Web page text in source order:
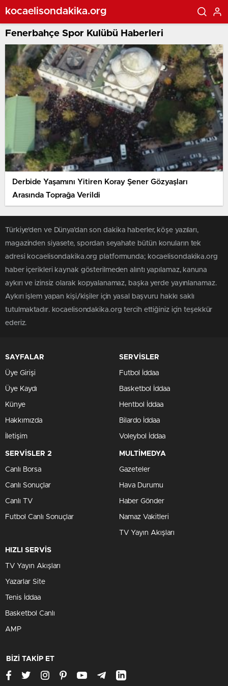
kocaelisondakika.org
Fenerbahçe Spor Kulübü Haberleri
Derbide Yaşamını Yitiren Koray Şener Gözyaşları
Arasında Toprağa Verildi
Türkiye'den ve Dünya’dan son dakika haberler, köşe yazıları,
magazinden siyasete, spordan seyahate bütün konuların tek
adresi kocaelisondakika.org platformunda; kocaelisondakika.org
haber içerikleri kaynak gösterilmeden alıntı yapılamaz, kanuna
aykırı ve izinsiz olarak kopyalanamaz, başka yerde yayınlanamaz.
Aykırı işlem yapan kişi/kişiler için yasal başvuru hakkı saklı
tutulmaktadır. kocaelisondakika.org tercih ettiğiniz için teşekkür
ederiz.
SAYFALAR
Üye Girişi
Üye Kaydı
Künye
Hakkımızda
İletişim
SERVİSLER
Futbol İddaa
Basketbol İddaa
Hentbol İddaa
Bilardo İddaa
Voleybol İddaa
SERVİSLER 2
Canlı Borsa
Canlı Sonuçlar
Canlı TV
Futbol Canlı Sonuçlar
MULTİMEDYA
Gazeteler
Hava Durumu
Haber Gönder
Namaz Vakitleri
TV Yayın Akışları
HIZLI SERVİS
TV Yayın Akışları
Yazarlar Site
Tenis İddaa
Basketbol Canlı
AMP
BİZİ TAKİP ET